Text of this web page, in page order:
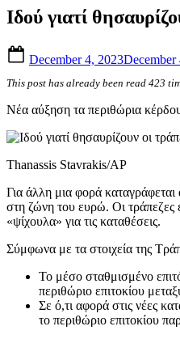
Ιδού γιατί
on
December 4, 2023December
This post has already been read 423
Νέα αύξηση τα περιθώρια
Thanassis Stavrakis/AP
Για άλλη μια φορά
στη ζώνη του ευρώ. Οι τράπεζες
«ψίχουλα» για τις καταθέσεις.
Σύμφωνα με τα στοιχεία της
Το μέσο σταθμισμένο
περιθώριο επιτοκίου
Σε ό,τι αφορά στις νέες
το περιθώριο επιτοκίου